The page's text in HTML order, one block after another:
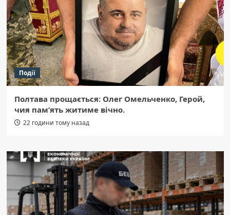
Події
Полтава прощається: Олег Омельченко, Герой,
чия пам’ять житиме вічно.
22 години тому назад